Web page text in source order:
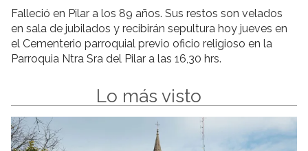
Falleció en Pilar a los 89 años. Sus restos son velados
en sala de jubilados y recibirán sepultura hoy jueves en
el Cementerio parroquial previo oficio religioso en la
Parroquia Ntra Sra del Pilar a las 16,30 hrs.
Lo más visto